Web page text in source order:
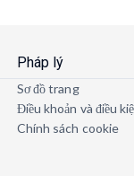
Pháp lý
Sơ đồ trang
Điều khoản và điều
Chính sách cookie